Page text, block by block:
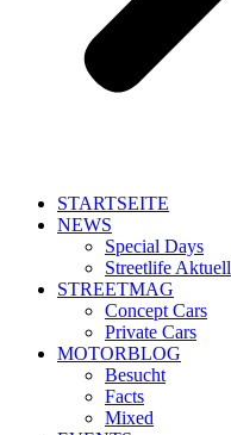
STARTSEITE
NEWS
Special Days
Streetlife Aktuell
STREETMAG
Concept Cars
Private Cars
MOTORBLOG
Besucht
Facts
Mixed